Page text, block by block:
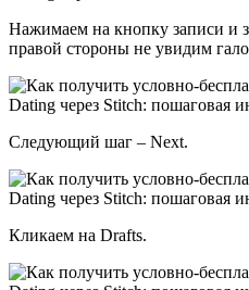
Нажимаем на кнопку записи и
правой стороны не увидим
Следующий шаг – Next.
Кликаем на Drafts.